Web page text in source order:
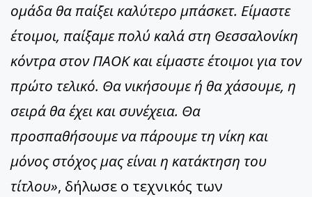
ομάδα θα παίξει καλύτερο μπάσκετ. Είμαστε
έτοιμοι, παίξαμε πολύ καλά στη Θεσσαλονίκη
κόντρα στον ΠΑΟΚ και είμαστε έτοιμοι για τον
πρώτο τελικό. Θα νικήσουμε ή θα χάσουμε, η
σειρά θα έχει και συνέχεια. Θα
προσπαθήσουμε να πάρουμε τη νίκη και
μόνος στόχος μας είναι η κατάκτηση του
τίτλου», δήλωσε ο τεχνικός των